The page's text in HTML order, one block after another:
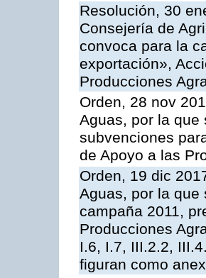
Resolución, 30
Consejería de
convoca para la
exportación»,
Producciones
Orden, 28 nov
Aguas, por la que
subvenciones
de Apoyo a las
Orden, 19 dic
Aguas, por la que
campaña 2011,
Producciones
I.6, I.7, III.2.2,
figuran como